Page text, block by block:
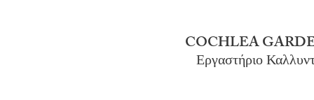
COCHLEA
Εργαστήριο